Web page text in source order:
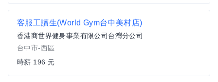
客服工讀生(World Gym台中美村店)
香港商世界健身事業有限公司台灣分公司
台中市-西區
時薪 196 元